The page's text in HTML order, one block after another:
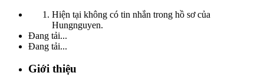
Hiện tại không có tin nhắn trong hồ sơ của
Hungnguyen.
Đang tải...
Đang tải...
Giới thiệu